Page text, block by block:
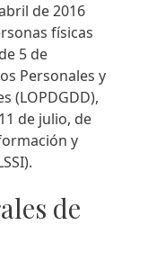
de 2016
físicas
5 de
Personales y
(LOPDGDD),
de julio, de
y
de